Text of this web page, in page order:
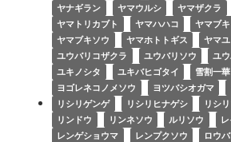
ヤナギラン
ヤマウルシ ヤマザクラ
ヤマトリカブト
ヤマハハコ ヤマブキ
ヤマブキソウ
ヤマホトトギス ヤマユ
ユウバリコザクラ
ユウバリソウ
ユ
ユキノシタ
ユキバヒゴタイ 雪割一華
ヨゴレネコノメソウ
ヨツバシオガマ
リシリゲンゲ
リシリヒナゲシ リシ
リンドウ
リンネソウ ルリソウ
レンゲショウマ
レンプクソウ
ロウ